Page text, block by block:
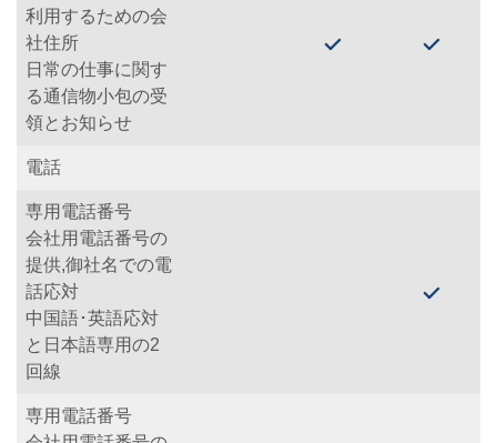
利用するための会
社住所
日常の仕事に関す
る通信物小包の受
領とお知らせ
電話
専用電話番号
会社用電話番号の
提供,御社名での電
話応対
中国語･英語応対
と日本語専用の2
回線
専用電話番号